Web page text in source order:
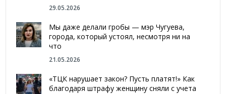
29.05.2026
Мы даже делали гробы — мэр Чугуева,
города, который устоял, несмотря ни на
что
21.05.2026
«ТЦК нарушает закон? Пусть платят!» Как
благодаря штрафу женщину сняли с учета